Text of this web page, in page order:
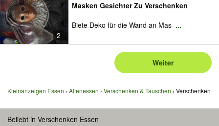
2
Masken Gesichter Zu Verschenken
Biete Deko für die Wand an Mas ...
Weiter
Kleinanzeigen Essen Altenessen Verschenken & Tauschen Verschenken
Beliebt in Verschenken Essen